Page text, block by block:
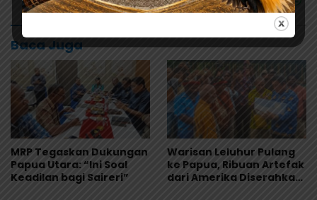
Baca Juga
MRP Tegaskan Dukungan
Papua Utara: “Ini Soal
Keadilan bagi Saireri”
Warisan Leluhur Pulang
ke Papua, Ribuan Artefak
dari Amerika Diserahkan